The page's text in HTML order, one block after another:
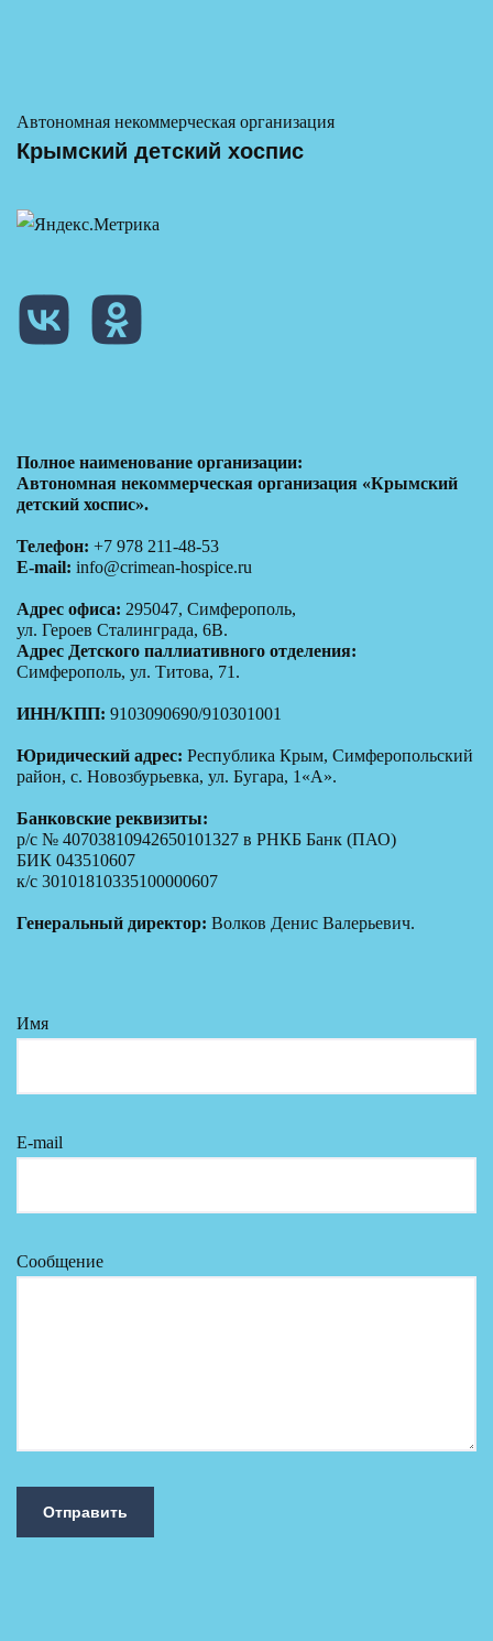
Автономная некоммерческая организация
Крымский детский хоспис
Полное наименование организации:
Автономная некоммерческая организация «Крымский
детский хоспис».
Телефон: +7 978 211-48-53
E-mail: info@crimean-hospice.ru
Адрес офиса: 295047, Симферополь,
ул. Героев Сталинграда, 6В.
Адрес Детского паллиативного отделения:
Симферополь, ул. Титова, 71.
ИНН/КПП: 9103090690/910301001
Юридический адрес: Республика Крым, Симферопольский
район, с. Новозбурьевка, ул. Бугара, 1«А».
Банковские реквизиты:
р/с № 40703810942650101327 в РНКБ Банк (ПАО)
БИК 043510607
к/с 30101810335100000607
Генеральный директор: Волков Денис Валерьевич.
Имя
E-mail
Сообщение
Отправить